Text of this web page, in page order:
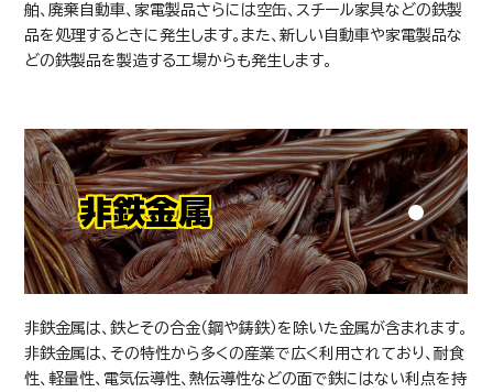
舶、廃棄自動車、家電製品さらには空缶、スチール家具などの鉄製
品を処理するときに発生します。また、新しい自動車や家電製品な
どの鉄製品を製造する工場からも発生します。
非鉄金属
非鉄金属は、鉄とその合金（鋼や鋳鉄）を除いた金属が含まれます。
非鉄金属は、その特性から多くの産業で広く利用されており、耐食
性、軽量性、電気伝導性、熱伝導性などの面で鉄にはない利点を持